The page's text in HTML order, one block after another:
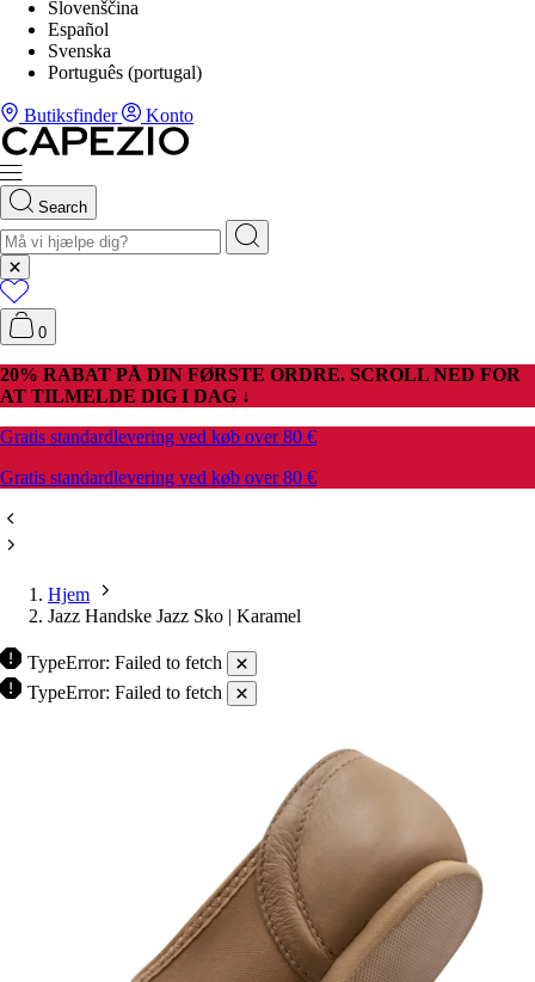
Slovenščina
Español
Svenska
Português (portugal)
Butiksfinder Konto
Search
0
20% RABAT PÅ DIN FØRSTE ORDRE. SCROLL NED FOR
AT TILMELDE DIG I DAG ↓
Gratis standardlevering ved køb over 80 €
Gratis standardlevering ved køb over 80 €
Hjem
Jazz Handske Jazz Sko | Karamel
TypeError: Failed to fetch
TypeError: Failed to fetch